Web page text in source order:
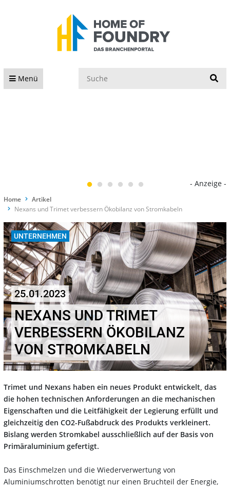
Menü
- Anzeige -
Home
Artikel
Nexans und Trimet verbessern Ökobilanz von Stromkabeln
UNTERNEHMEN
25.01.2023
NEXANS UND TRIMET
VERBESSERN ÖKOBILANZ
VON STROMKABELN
Trimet und Nexans haben ein neues Produkt entwickelt, das
die hohen technischen Anforderungen an die mechanischen
Eigenschaften und die Leitfähigkeit der Legierung erfüllt und
gleichzeitig den CO2-Fußabdruck des Produkts verkleinert.
Bislang werden Stromkabel ausschließlich auf der Basis von
Primäraluminium gefertigt.
Das Einschmelzen und die Wiederverwertung von
Aluminiumschrotten benötigt nur einen Bruchteil der Energie,